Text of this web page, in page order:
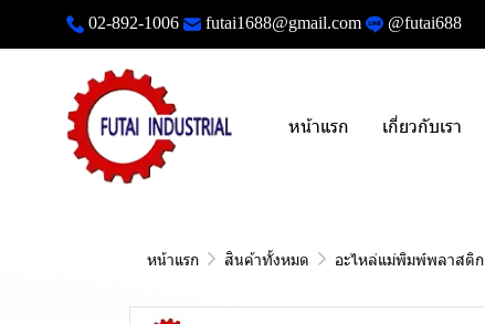
02-892-1006 futai1688@gmail.com @futai688
หน้าแรก เกี่ยวกับเรา
หน้าแรก สินค้าทั้งหมด อะไหล่แม่พิมพ์พลาสติก